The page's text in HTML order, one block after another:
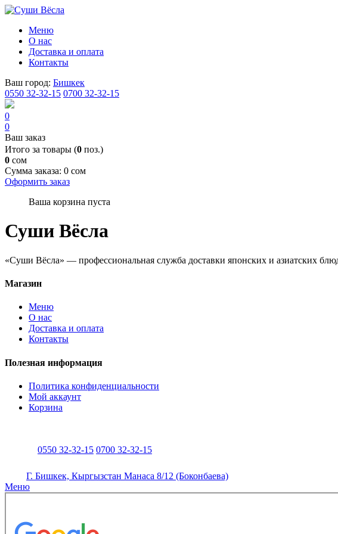
Меню
О нас
Доставка и оплата
Контакты
Ваш город: Бишкек
0550 32-32-15 0700 32-32-15
0
0
Ваш заказ
Итого за товары (0 поз.)
0 сом
Сумма заказа: 0 сом
Оформить заказ
Ваша корзина пуста
Суши Вёсла
«Суши Вёсла» — профессиональная служба доставки японских и азиатских
Магазин
Меню
О нас
Доставка и оплата
Контакты
Полезная информация
Политика конфиденциальности
Мой аккаунт
Корзина
0550 32-32-15 0700 32-32-15
Г. Бишкек, Кыргызстан Манаса 8/12 (Боконбаева)
Меню